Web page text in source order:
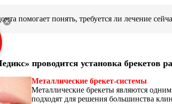
помогает понять, требуется ли лечение
проводится установка брекетов
Металлические брекет-системы
Металлические брекеты являются
подходят для решения большинства